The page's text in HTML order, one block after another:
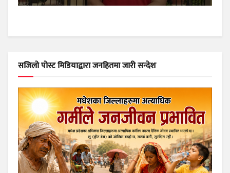
सजिलो पोस्ट मिडियाद्वारा जनहितमा जारी सन्देश